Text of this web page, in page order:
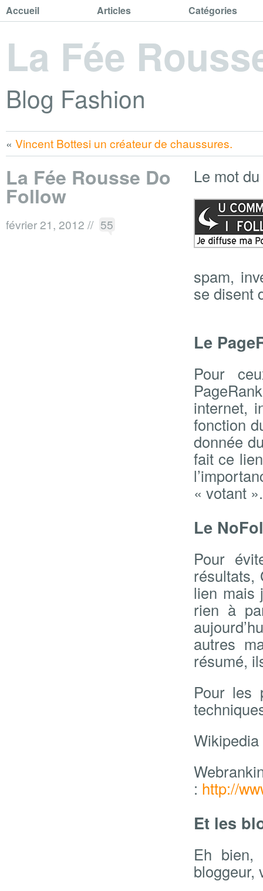
Accueil Articles Catégories
La Fée
Blog Fashion
« Vincent Bottesi un créateur de chaussures.
La Fée Rousse Do
Follow
février 21, 2012 // 55
Le mot
spam,
se disent
Le
Pour
internet,
fonction
donnée
fait ce
« votant ».
Le
Pour
résultats,
lien mais
rien à
autres
résumé,
Pour
: http://
Et les
Eh bien,
bloggeur,